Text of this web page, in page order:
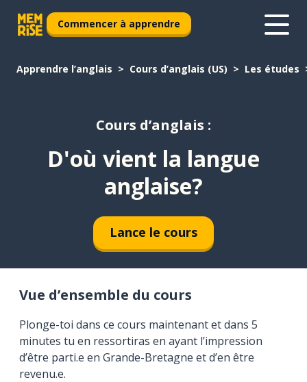
Commencer à apprendre
Apprendre l’anglais Cours d’anglais (US) Les études
Cours d’anglais :
D'où vient la langue
anglaise?
Lance le cours
Vue d’ensemble du cours
Plonge-toi dans ce cours maintenant et dans 5
minutes tu en ressortiras en ayant l’impression
d’être parti.e en Grande-Bretagne et d’en être
revenu.e.